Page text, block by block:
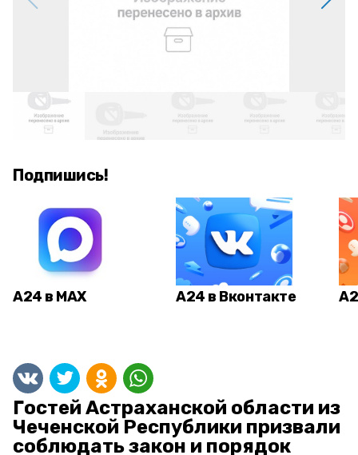
Подпишись!
А24 в MAX А24 в Вконтакте
Гостей Астраханской области из
Чеченской Республики призвали
соблюдать закон и порядок